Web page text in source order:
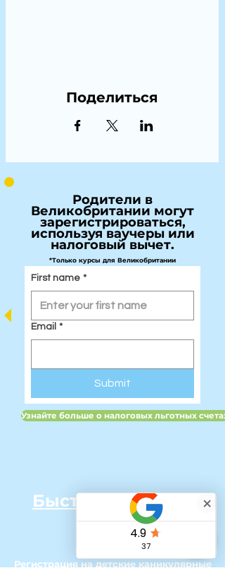
Поделиться
Родители в
Великобритании могут
зарегистрироваться,
используя ваучеры или
налоговый вычет.
*Только курсы для Великобритании
First name *
Email *
Submit
Узнайте больше о налоговых льготных
Быстрые ссылки:
Наша команда
Регистрация на детские каникулярные